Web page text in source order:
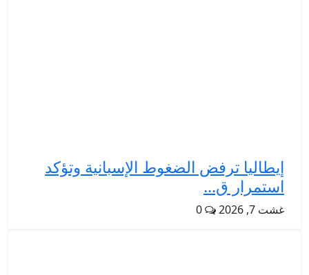
إيطاليا ترفض الضغوط الإسبانية وتؤكد
استمرار ق...
غشت 7, 2026 0